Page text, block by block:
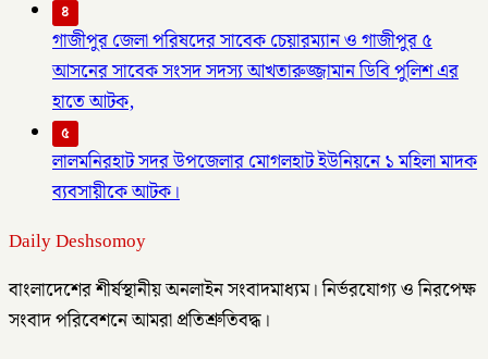
৪
গাজীপুর জেলা পরিষদের সাবেক চেয়ারম্যান ও গাজীপুর ৫
আসনের সাবেক সংসদ সদস্য আখতারুজ্জামান ডিবি পুলিশ এর
হাতে আটক,
৫
লালমনিরহাট সদর উপজেলার মোগলহাট ইউনিয়নে ১ মহিলা মাদক
ব্যবসায়ীকে আটক।
Daily Deshsomoy
বাংলাদেশের শীর্ষস্থানীয় অনলাইন সংবাদমাধ্যম। নির্ভরযোগ্য ও নিরপেক্ষ
সংবাদ পরিবেশনে আমরা প্রতিশ্রুতিবদ্ধ।